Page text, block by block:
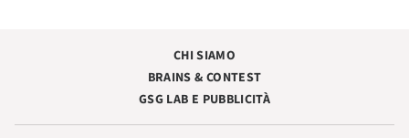
CHI SIAMO
BRAINS & CONTEST
GSG LAB E PUBBLICITÀ